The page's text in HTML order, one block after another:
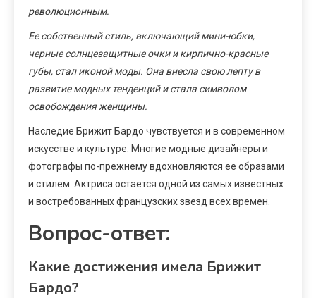
революционным.
Ее собственный стиль, включающий мини-юбки,
черные солнцезащитные очки и кирпично-красные
губы, стал иконой моды. Она внесла свою лепту в
развитие модных тенденций и стала символом
освобождения женщины.
Наследие Брижит Бардо чувствуется и в современном
искусстве и культуре. Многие модные дизайнеры и
фотографы по-прежнему вдохновляются ее образами
и стилем. Актриса остается одной из самых известных
и востребованных французских звезд всех времен.
Вопрос-ответ:
Какие достижения имела Брижит
Бардо?